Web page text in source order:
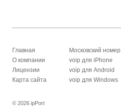
Главная
О компании
Лицензии
Карта сайта
Московский номер
voip для iPhone
voip для Android
voip для Windows
© 2026 ipPort